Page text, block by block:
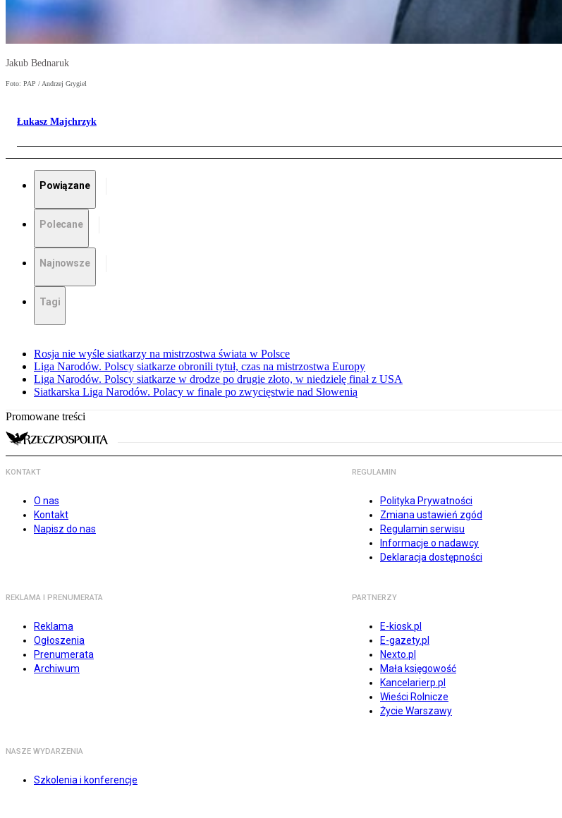
Jakub Bednaruk
Foto: PAP / Andrzej Grygiel
Łukasz Majchrzyk
Powiązane
Polecane
Najnowsze
Tagi
Rosja nie wyśle siatkarzy na mistrzostwa świata w Polsce
Liga Narodów. Polscy siatkarze obronili tytuł, czas na mistrzostwa Europy
Liga Narodów. Polscy siatkarze w drodze po drugie złoto, w niedzielę finał z USA
Siatkarska Liga Narodów. Polacy w finale po zwycięstwie nad Słowenią
Promowane treści
KONTAKT
O nas
Kontakt
Napisz do nas
REGULAMIN
Polityka Prywatności
Zmiana ustawień zgód
Regulamin serwisu
Informacje o nadawcy
Deklaracja dostępności
REKLAMA I PRENUMERATA
Reklama
Ogłoszenia
Prenumerata
Archiwum
PARTNERZY
E-kiosk.pl
E-gazety.pl
Nexto.pl
Mała księgowość
Kancelarierp.pl
Wieści Rolnicze
Życie Warszawy
NASZE WYDARZENIA
Szkolenia i konferencje